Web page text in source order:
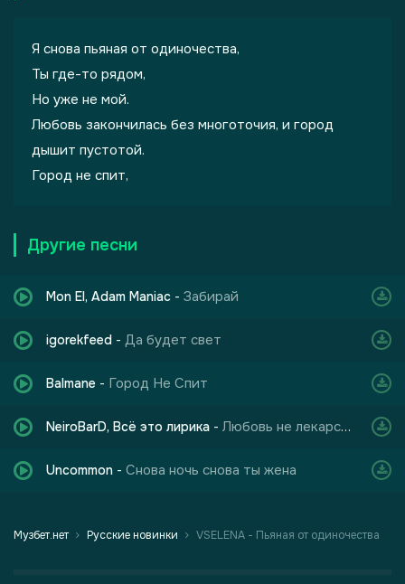
Я снова пьяная от одиночества,
Ты где-то рядом,
Но уже не мой.
Любовь закончилась без многоточия, и город
дышит пустотой.
Город не спит,
Другие песни
Mon El, Adam Maniac - Забирай
igorekfeed - Да будет свет
Balmane - Город Не Спит
NeiroBarD, Всё это лирика - Любовь не лекарство от одиночества
Uncommon - Снова ночь снова ты жена
Музбет.нет Русские новинки VSELENA - Пьяная от одиночества